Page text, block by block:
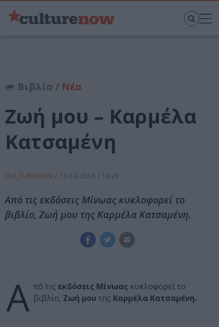
Βιβλίο / Νέα
Ζωή μου – Καρμέλα
Κατσαμένη
CULTURENOW / 13-10-2016 / 10:29
Από τις εκδόσεις Μίνωας κυκλοφορεί το
βιβλίο, Ζωή μου της Καρμέλα Κατσαμένη.
Α πό τις εκδόσεις Μίνωας κυκλοφορεί το
βιβλίο, Ζωή μου της Καρμέλα Κατσαμένη.